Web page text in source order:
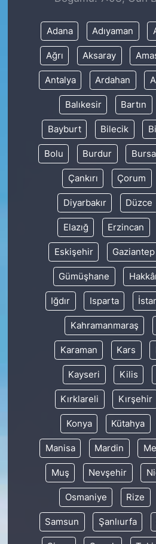
Adana Adıyaman
Ağrı Aksaray
Antalya Ardahan
Balıkesir Bartın
Bayburt Bilecik
Bolu Burdur Bursa
Çankırı Çorum
Diyarbakır Düzce
Elazığ Erzincan
Eskişehir Gaziantep
Gümüşhane
Iğdır Isparta
Kahramanmaraş
Karaman Kars
Kayseri Kilis
Kırklareli Kırşehir
Konya Kütahya
Manisa Mardin
Muş Nevşehir
Osmaniye Rize
Samsun Şanlıurfa